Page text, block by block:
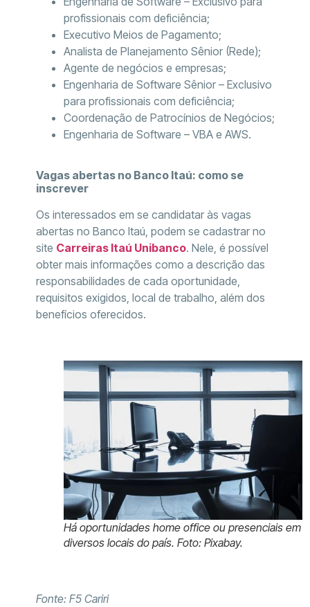
profissionais com deficiência;
Executivo Meios de Pagamento;
Analista de Planejamento Sênior (Rede);
Agente de negócios e empresas;
Engenharia de Software Sênior – Exclusivo
para profissionais com deficiência;
Coordenação de Patrocínios de Negócios;
Engenharia de Software – VBA e AWS.
Vagas abertas no Banco Itaú: como se
inscrever
Os interessados em se candidatar às vagas
abertas no Banco Itaú, podem se cadastrar no
site Carreiras Itaú Unibanco. Nele, é possível
obter mais informações como a descrição das
responsabilidades de cada oportunidade,
requisitos exigidos, local de trabalho, além dos
benefícios oferecidos.
Há oportunidades home office ou presenciais em
diversos locais do país. Foto: Pixabay.
Fonte: F5 Cariri